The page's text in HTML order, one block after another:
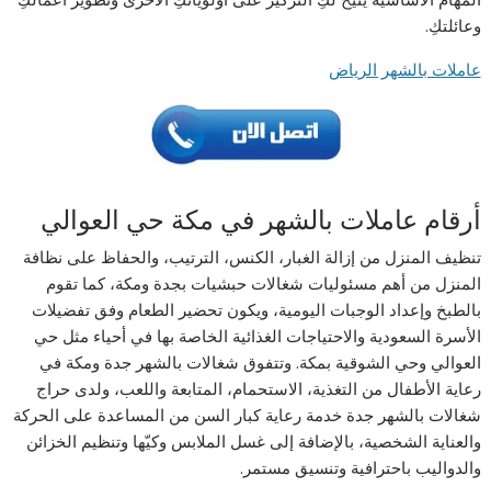
وعائلتكِ.
عاملات بالشهر الرياض
أرقام عاملات بالشهر في مكة حي العوالي
تنظيف المنزل من إزالة الغبار، الكنس، الترتيب، والحفاظ على نظافة
المنزل من أهم مسئوليات شغالات حبشيات بجدة ومكة، كما تقوم
بالطبخ وإعداد الوجبات اليومية، ويكون تحضير الطعام وفق تفضيلات
الأسرة السعودية والاحتياجات الغذائية الخاصة بها في أحياء مثل حي
العوالي وحي الشوقية بمكة. وتتفوق شغالات بالشهر جدة ومكة في
رعاية الأطفال من التغذية، الاستحمام، المتابعة واللعب، ولدى حراج
شغالات بالشهر جدة خدمة رعاية كبار السن من المساعدة على الحركة
والعناية الشخصية، بالإضافة إلى غسل الملابس وكيّها وتنظيم الخزائن
والدواليب باحترافية وتنسيق مستمر.